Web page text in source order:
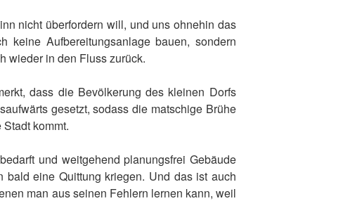
nicht überfordern will, und uns ohnehin das
keine Aufbereitungsanlage bauen, sondern
wieder in den Fluss zurück.
dass die Bevölkerung des kleinen Dorfs
gesetzt, sodass die matschige Brühe
kommt.
und weitgehend planungsfrei Gebäude
bald eine Quittung kriegen. Und das ist auch
man aus seinen Fehlern lernen kann, weil